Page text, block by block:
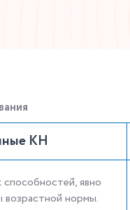
КН
явно
нормы.